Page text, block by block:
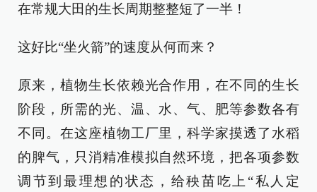
在常规大田的生长周期整整短了一半！
这好比“坐火箭”的速度从何而来？
原来，植物生长依赖光合作用，在不同的生长
阶段，所需的光、温、水、气、肥等参数各有
不同。在这座植物工厂里，科学家摸透了水稻
的脾气，只消精准模拟自然环境，把各项参数
调节到最理想的状态，给秧苗吃上“私人定